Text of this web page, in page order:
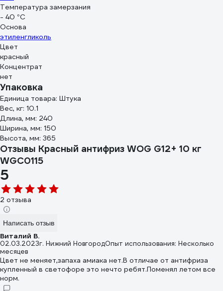
Температура замерзания
- 40 °С
Основа
этиленгликоль
Цвет
красный
Концентрат
нет
Упаковка
Единица товара: Штука
Вес, кг: 10.1
Длина, мм: 240
Ширина, мм: 150
Высота, мм: 365
Отзывы Красный антифриз WOG G12+ 10 кг
WGC0115
5
2 отзыва
Написать отзыв
Виталий В.
02.03.2023г. Нижний НовгородОпыт использования: Несколько
месяцев
Цвет не меняет,запаха амиака нет.В отличае от антифриза
купленный в светофоре это нечто ребят.Поменял летом все
норм.